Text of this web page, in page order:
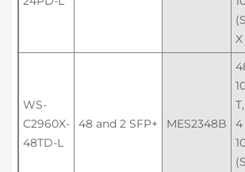
WS-
C2960X-
48TD-L
48 and 2 SFP+ MES2348B
T,
4